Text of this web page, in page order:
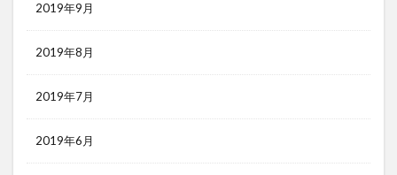
2019年9月
2019年8月
2019年7月
2019年6月